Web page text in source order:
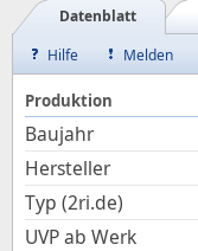
Datenblatt
Hilfe
Melden
Produktion
Baujahr
Hersteller
Typ (2ri.de)
UVP ab Werk